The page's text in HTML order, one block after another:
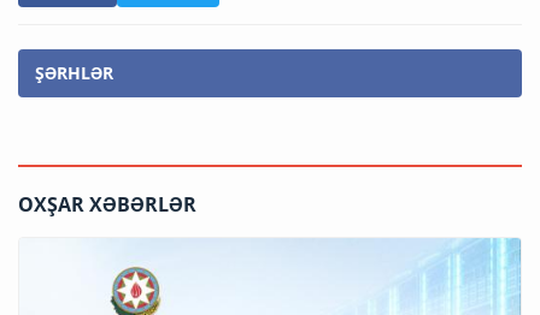
ŞƏRHLƏR
OXŞAR XƏBƏRLƏR